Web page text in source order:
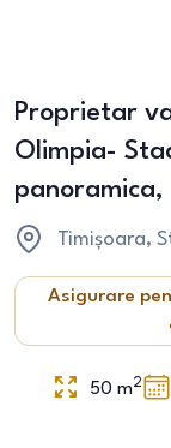
Proprietar
Olimpia-
Timișoara,
Asigurare
50 m2